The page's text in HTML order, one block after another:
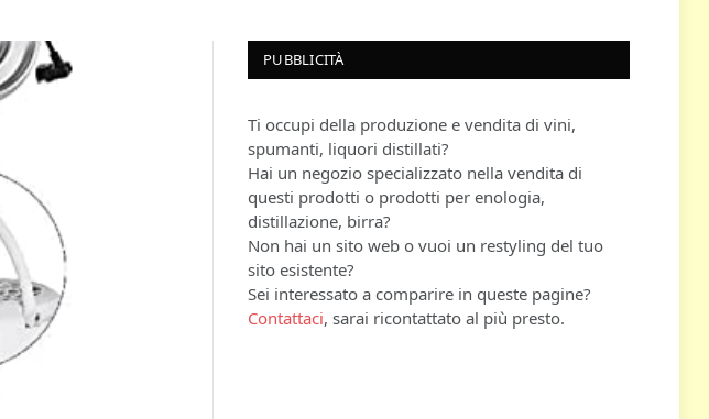
PUBBLICITÀ
Ti occupi della produzione e vendita di vini,
spumanti, liquori distillati?
Hai un negozio specializzato nella vendita di
questi prodotti o prodotti per enologia,
distillazione, birra?
Non hai un sito web o vuoi un restyling del tuo
sito esistente?
Sei interessato a comparire in queste pagine?
Contattaci, sarai ricontattato al più presto.